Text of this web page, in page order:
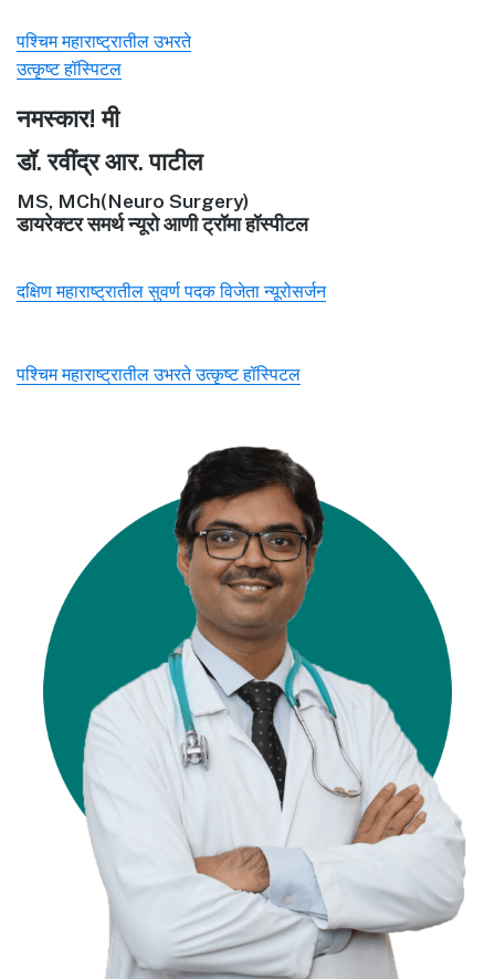
पश्चिम महाराष्ट्रातील उभरते
उत्कृष्ट हॉस्पिटल
नमस्कार! मी
डॉ. रवींद्र आर. पाटील
MS, MCh(Neuro Surgery)
डायरेक्टर समर्थ न्यूरो आणी ट्रॉमा हॉस्पीटल
दक्षिण महाराष्ट्रातील सुवर्ण पदक विजेता न्यूरोसर्जन
पश्चिम महाराष्ट्रातील उभरते उत्कृष्ट हॉस्पिटल